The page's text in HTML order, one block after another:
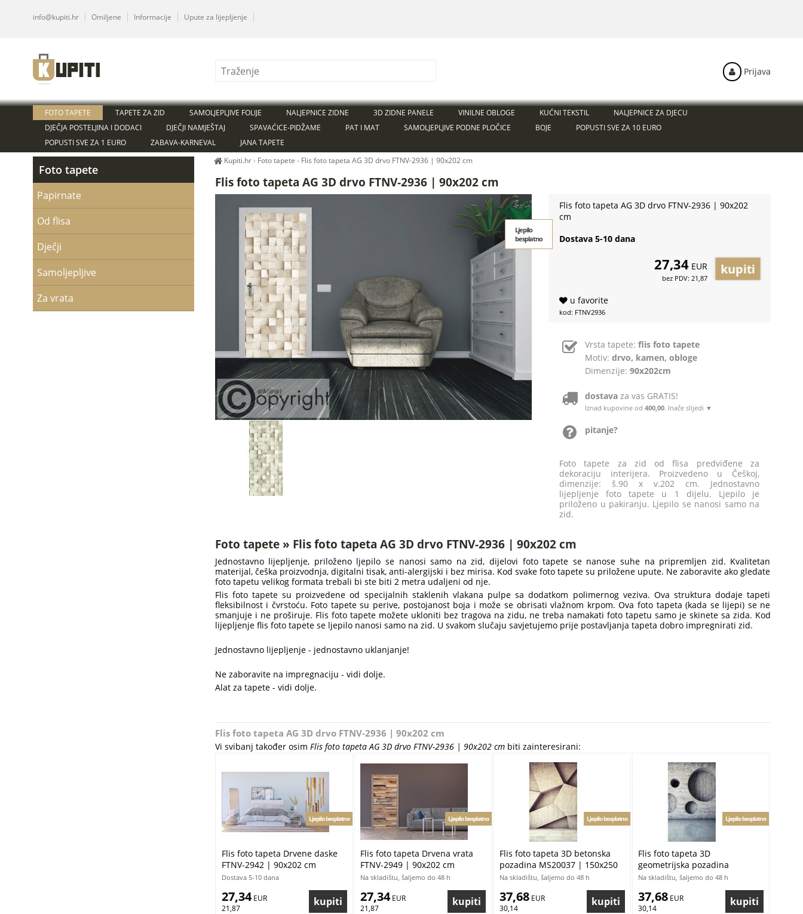
Flis foto tapeta AG 3D drvo FTNV-2936 | 90x202 cm
Flis foto tapeta AG 3D drvo FTNV-2936 | 90x202
cm
Ljepilo
besplatno
Dostava 5-10 dana
27,34EUR
bez PDV: 21,87
u favorite
kod: FTNV2936
Vrsta tapete:flis foto tapete
Motiv:drvo, kamen, obloge
Dimenzije:90x202cm
dostava za vas GRATIS!
Iznad kupovine od400,00. Inače slijedi ▼
pitanje?
Foto tapete za zid od flisa predviđene za
dekoraciju interijera. Proizvedeno u Češkoj,
dimenzije: š.90 x v.202 cm. Jednostavno
lijepljenje foto tapete u 1 dijelu. Ljepilo je
priloženo u pakiranju. Ljepilo se nanosi samo na
zid.
Foto tapete » Flis foto tapeta AG 3D drvo FTNV-2936 | 90x202 cm
Jednostavno lijepljenje, priloženo ljepilo se nanosi samo na zid, dijelovi foto tapete se nanose suhe na pripremljen zid. Kvalitetan
materijal, češka proizvodnja, digitalni tisak, anti-alergijski i bez mirisa. Kod svake foto tapete su priložene upute. Ne zaboravite ako gledate
foto tapetu velikog formata trebali bi ste biti 2 metra udaljeni od nje.
Flis foto tapete su proizvedene od specijalnih staklenih vlakana pulpe sa dodatkom polimernog veziva. Ova struktura dodaje tapeti
fleksibilnost i čvrstoću. Foto tapete su perive, postojanost boja i može se obrisati vlažnom krpom. Ova foto tapeta (kada se lijepi) se ne
smanjuje i ne proširuje. Flis foto tapete možete ukloniti bez tragova na zidu, ne treba namakati foto tapetu samo je skinete sa zida. Kod
lijepljenje flis foto tapete se ljepilo nanosi samo na zid. U svakom slučaju savjetujemo prije postavljanja tapeta dobro impregnirati zid.
Jednostavno lijepljenje - jednostavno uklanjanje!
Ne zaboravite na impregnaciju - vidi dolje.
Alat za tapete - vidi dolje.
Flis foto tapeta AG 3D drvo FTNV-2936 | 90x202 cm
Vi svibanj također osim Flis foto tapeta AG 3D drvo FTNV-2936 | 90x202 cmbiti zainteresirani:
Flis foto tapeta Drvene daske
FTNV-2942 | 90x202 cm
Ljepilo besplatno
Dostava 5-10 dana
27,34 EUR
21,87
Flis foto tapeta Drvena vrata
FTNV-2949 | 90x202 cm
Ljepilo besplatno
Na skladištu, šaljemo do 48 h
27,34 EUR
21,87
Flis foto tapeta 3D betonska
pozadina MS20037 | 150x250
cm
Ljepilo besplatno
Na skladištu, šaljemo do 48 h
37,68 EUR
30,14
Flis foto tapeta 3D
geometrijska pozadina
MS20038 | 150x250 cm
Ljepilo besplatno
Na skladištu, šaljemo do 48 h
37,68 EUR
30,14
Foto tapete
Papirnate
Od flisa
Dječji
Samoljepljive
Za vrata
FOTO TAPETE TAPETE ZA ZID SAMOLJEPLJIVE FOLIJE NALJEPNICE ZIDNE 3D ZIDNE PANELE VINILNE OBLOGE KUĆNI TEKSTIL
NALJEPNICE ZA DJECU
DJEČJA POSTELJINA I DODACI
DJEČJI NAMJEŠTAJ SPAVAĆICE-PIDŽAME PAT I MAT SAMOLJEPLJIVE PODNE PLOČICE BOJE
POPUSTI SVE ZA 10 EURO
POPUSTI SVE ZA 1 EURO
ZABAVA-KARNEVAL JANA TAPETE
Kupiti.hr› Foto tapete › Flis foto tapeta AG 3D drvo FTNV-2936 | 90x202 cm
info@kupiti.hr Omiljene Informacije Upute za lijepljenje
Prijava